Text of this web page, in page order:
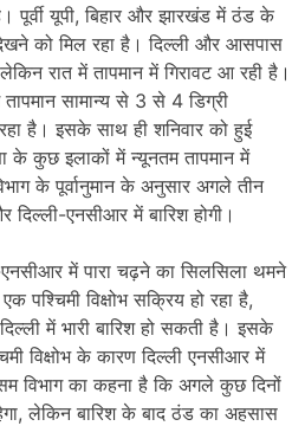
पूर्वी यूपी, बिहार और झारखंड में ठंड के
को मिल रहा है। दिल्ली और आसपास
रात में तापमान में गिरावट आ रही है।
सामान्य से 3 से 4 डिग्री
है। इसके साथ ही शनिवार को हुई
के कुछ इलाकों में न्यूनतम तापमान में
के पूर्वानुमान के अनुसार अगले तीन
एनसीआर में बारिश होगी।
एनसीआर में पारा चढ़ने का सिलसिला थमने
पश्चिमी विक्षोभ सक्रिय हो रहा है,
में भारी बारिश हो सकती है। इसके
विक्षोभ के कारण दिल्ली एनसीआर में
विभाग का कहना है कि अगले कुछ दिनों
लेकिन बारिश के बाद ठंड का अहसास